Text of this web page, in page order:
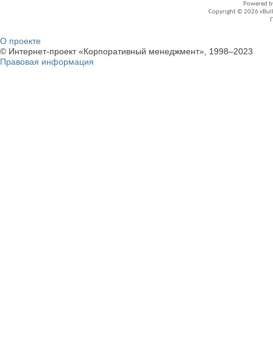
Powered
Copyright © 2026
О проекте
© Интернет-проект «Корпоративный менеджмент», 1998–2023
Правовая информация